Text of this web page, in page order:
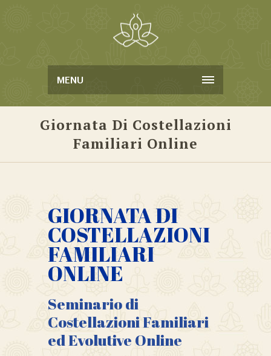
MENU
Giornata Di Costellazioni
Familiari Online
GIORNATA DI
COSTELLAZIONI
FAMILIARI
ONLINE
Seminario di
Costellazioni Familiari
ed Evolutive Online